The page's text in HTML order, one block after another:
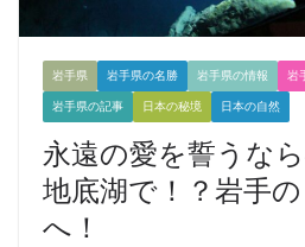
岩手県 岩手県の名勝 岩手県の情報 岩
岩手県の記事 日本の秘境 日本の自然
永遠の愛を誓うな
地底湖で！？岩手の
へ！